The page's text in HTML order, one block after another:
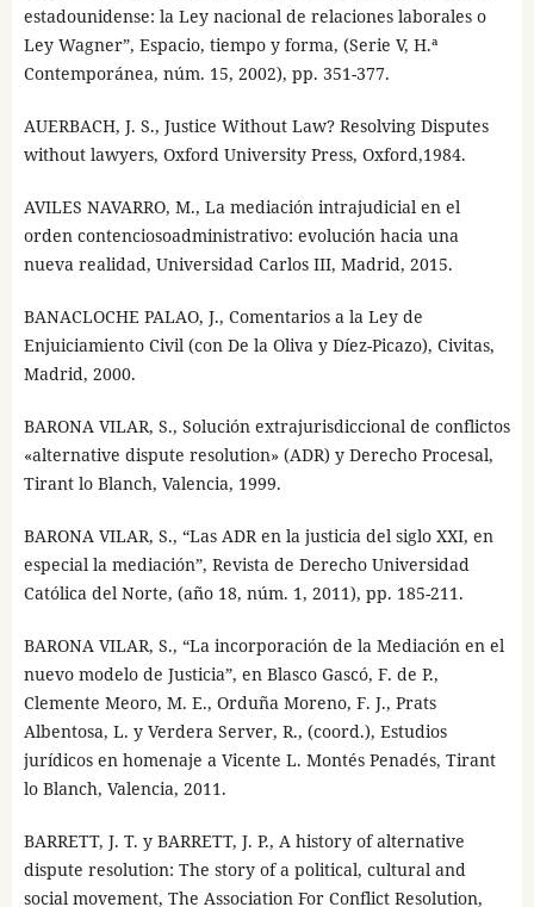
estadounidense: la Ley nacional de relaciones laborales o
Ley Wagner”, Espacio, tiempo y forma, (Serie V, H.ª
Contemporánea, núm. 15, 2002), pp. 351-377.
AUERBACH, J. S., Justice Without Law? Resolving Disputes
without lawyers, Oxford University Press, Oxford,1984.
AVILES NAVARRO, M., La mediación intrajudicial en el
orden contenciosoadministrativo: evolución hacia una
nueva realidad, Universidad Carlos III, Madrid, 2015.
BANACLOCHE PALAO, J., Comentarios a la Ley de
Enjuiciamiento Civil (con De la Oliva y Díez-Picazo), Civitas,
Madrid, 2000.
BARONA VILAR, S., Solución extrajurisdiccional de conflictos
«alternative dispute resolution» (ADR) y Derecho Procesal,
Tirant lo Blanch, Valencia, 1999.
BARONA VILAR, S., “Las ADR en la justicia del siglo XXI, en
especial la mediación”, Revista de Derecho Universidad
Católica del Norte, (año 18, núm. 1, 2011), pp. 185-211.
BARONA VILAR, S., “La incorporación de la Mediación en el
nuevo modelo de Justicia”, en Blasco Gascó, F. de P.,
Clemente Meoro, M. E., Orduña Moreno, F. J., Prats
Albentosa, L. y Verdera Server, R., (coord.), Estudios
jurídicos en homenaje a Vicente L. Montés Penadés, Tirant
lo Blanch, Valencia, 2011.
BARRETT, J. T. y BARRETT, J. P., A history of alternative
dispute resolution: The story of a political, cultural and
social movement, The Association For Conflict Resolution,